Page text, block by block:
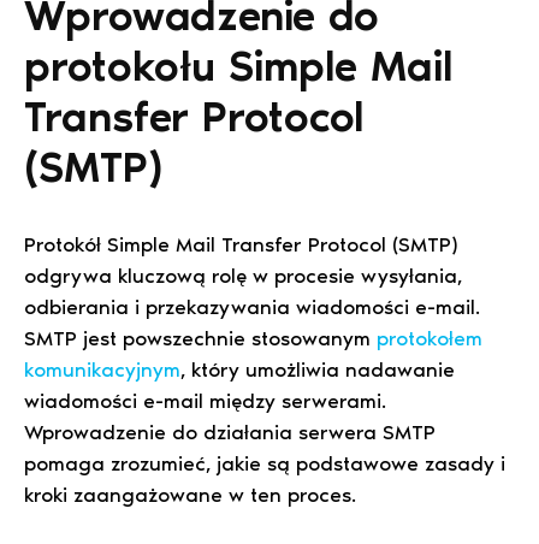
Wprowadzenie do
protokołu Simple Mail
Transfer Protocol
(SMTP)
Protokół Simple Mail Transfer Protocol (SMTP)
odgrywa kluczową rolę w procesie wysyłania,
odbierania i przekazywania wiadomości e-mail.
SMTP jest powszechnie stosowanym protokołem
komunikacyjnym, który umożliwia nadawanie
wiadomości e-mail między serwerami.
Wprowadzenie do działania serwera SMTP
pomaga zrozumieć, jakie są podstawowe zasady i
kroki zaangażowane w ten proces.